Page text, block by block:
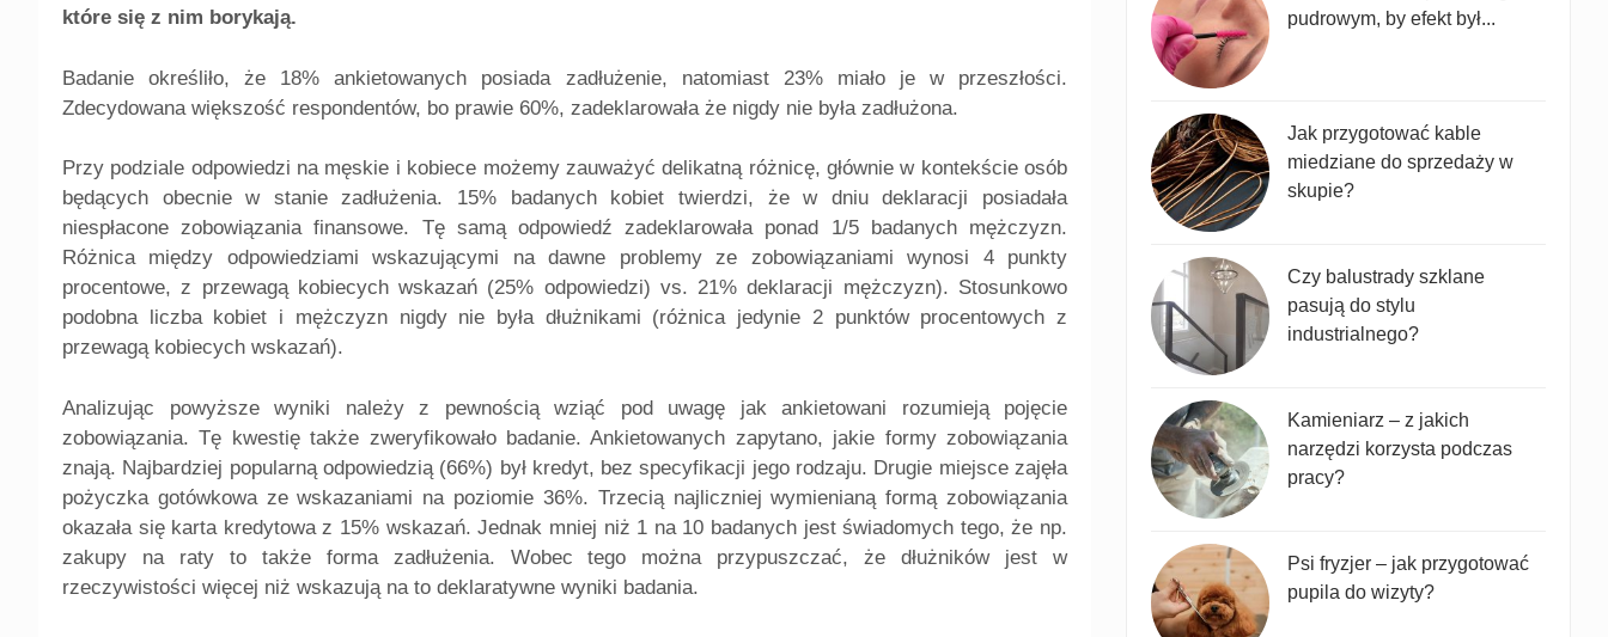
które się z nim borykają.
Badanie określiło, że 18% ankietowanych posiada zadłużenie, natomiast 23% miało je w przeszłości.
Zdecydowana większość respondentów, bo prawie 60%, zadeklarowała że nigdy nie była zadłużona.
Przy podziale odpowiedzi na męskie i kobiece możemy zauważyć delikatną różnicę, głównie w kontekście osób
będących obecnie w stanie zadłużenia. 15% badanych kobiet twierdzi, że w dniu deklaracji posiadała
niespłacone zobowiązania finansowe. Tę samą odpowiedź zadeklarowała ponad 1/5 badanych mężczyzn.
Różnica między odpowiedziami wskazującymi na dawne problemy ze zobowiązaniami wynosi 4 punkty
procentowe, z przewagą kobiecych wskazań (25% odpowiedzi) vs. 21% deklaracji mężczyzn). Stosunkowo
podobna liczba kobiet i mężczyzn nigdy nie była dłużnikami (różnica jedynie 2 punktów procentowych z
przewagą kobiecych wskazań).
Analizując powyższe wyniki należy z pewnością wziąć pod uwagę jak ankietowani rozumieją pojęcie
zobowiązania. Tę kwestię także zweryfikowało badanie. Ankietowanych zapytano, jakie formy zobowiązania
znają. Najbardziej popularną odpowiedzią (66%) był kredyt, bez specyfikacji jego rodzaju. Drugie miejsce zajęła
pożyczka gotówkowa ze wskazaniami na poziomie 36%. Trzecią najliczniej wymienianą formą zobowiązania
okazała się karta kredytowa z 15% wskazań. Jednak mniej niż 1 na 10 badanych jest świadomych tego, że np.
zakupy na raty to także forma zadłużenia. Wobec tego można przypuszczać, że dłużników jest w
rzeczywistości więcej niż wskazują na to deklaratywne wyniki badania.
pudrowym, by efekt był...
Jak przygotować kable
miedziane do sprzedaży w
skupie?
Czy balustrady szklane
pasują do stylu
industrialnego?
Kamieniarz – z jakich
narzędzi korzysta podczas
pracy?
Psi fryzjer – jak przygotować
pupila do wizyty?